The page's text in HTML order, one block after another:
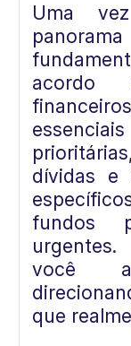
Uma
acordo
dívidas e
fundos
você
que